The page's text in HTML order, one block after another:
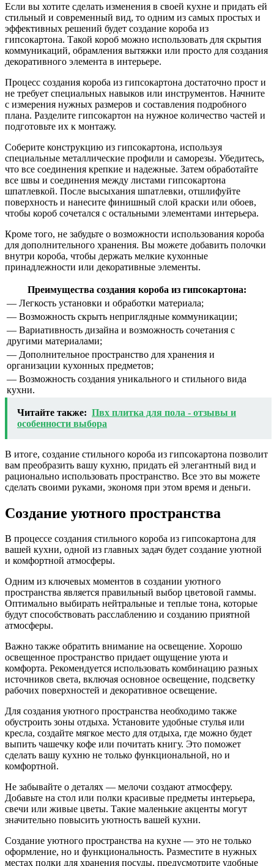
Если вы хотите сделать изменения в своей кухне и придать ей
стильный и современный вид, то одним из самых простых и
эффективных решений будет создание короба из
гипсокартона. Такой короб можно использовать для скрытия
коммуникаций, обрамления вытяжки или просто для создания
декоративного элемента в интерьере.
Процесс создания короба из гипсокартона достаточно прост и
не требует специальных навыков или инструментов. Начните
с измерения нужных размеров и составления подробного
плана. Разделите гипсокартон на нужное количество частей и
подготовьте их к монтажу.
Соберите конструкцию из гипсокартона, используя
специальные металлические профили и саморезы. Убедитесь,
что все соединения крепкие и надежные. Затем обработайте
все швы и соединения между листами гипсокартона
шпатлевкой. После высыхания шпатлевки, отшлифуйте
поверхность и нанесите финишный слой краски или обоев,
чтобы короб сочетался с остальными элементами интерьера.
Кроме того, не забудьте о возможности использования короба
для дополнительного хранения. Вы можете добавить полочки
внутри короба, чтобы держать мелкие кухонные
принадлежности или декоративные элементы.
Преимущества создания короба из гипсокартона:
— Легкость установки и обработки материала;
— Возможность скрыть неприглядные коммуникации;
— Вариативность дизайна и возможность сочетания с
другими материалами;
— Дополнительное пространство для хранения и
организации кухонных предметов;
— Возможность создания уникального и стильного вида
кухни.
Читайте также: Пвх плитка для пола - отзывы и
особенности выбора
В итоге, создание стильного короба из гипсокартона позволит
вам преобразить вашу кухню, придать ей элегантный вид и
рационально использовать пространство. Все это вы можете
сделать своими руками, экономя при этом время и деньги.
Создание уютного пространства
В процессе создания стильного короба из гипсокартона для
вашей кухни, одной из главных задач будет создание уютной
и комфортной атмосферы.
Одним из ключевых моментов в создании уютного
пространства является правильный выбор цветовой гаммы.
Оптимально выбирать нейтральные и теплые тона, которые
будут способствовать расслаблению и созданию приятной
атмосферы.
Важно также обратить внимание на освещение. Хорошо
освещенное пространство придает ощущение уюта и
комфорта. Рекомендуется использовать комбинацию разных
источников света, включая основное освещение, подсветку
рабочих поверхностей и декоративное освещение.
Для создания уютного пространства необходимо также
обустроить зоны отдыха. Установите удобные стулья или
кресла, создайте мягкое место для отдыха, где можно будет
выпить чашечку кофе или почитать книгу. Это поможет
сделать вашу кухню не только функциональной, но и
комфортной.
Не забывайте о деталях — мелочи создают атмосферу.
Добавьте на стол или полки красивые предметы интерьера,
свечи или живые цветы. Такие маленькие акценты могут
значительно повысить уютность вашей кухни.
Создание уютного пространства на кухне — это не только
оформление, но и функциональность. Разместите в нужных
местах полки для хранения посуды, предусмотрите удобные